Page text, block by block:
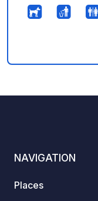
WhatsApp or
your contact
are only
WhatsApp. We look forward to
NAVIGATION
Places